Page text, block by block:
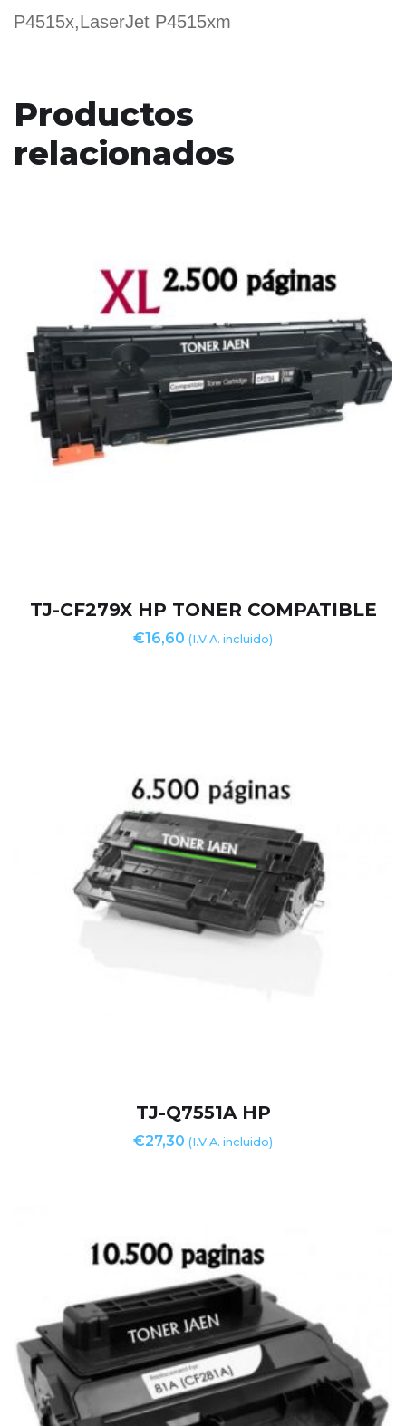
P4515x,LaserJet P4515xm
Productos
relacionados
TJ-CF279X HP TONER COMPATIBLE
€16,60 (I.V.A. incluido)
TJ-Q7551A HP
€27,30 (I.V.A. incluido)